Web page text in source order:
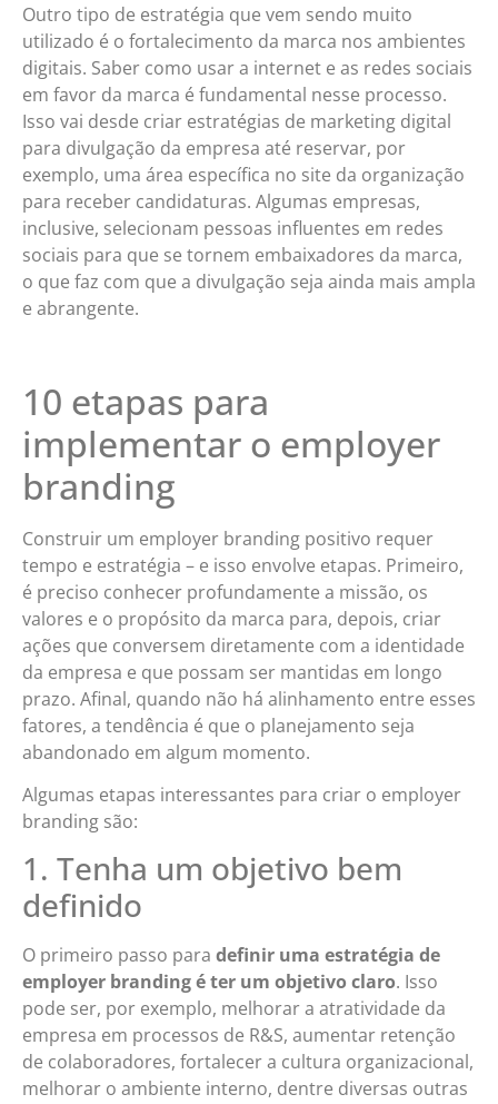
Outro tipo de estratégia que vem sendo muito
utilizado é o fortalecimento da marca nos ambientes
digitais. Saber como usar a internet e as redes sociais
em favor da marca é fundamental nesse processo.
Isso vai desde criar estratégias de marketing digital
para divulgação da empresa até reservar, por
exemplo, uma área específica no site da organização
para receber candidaturas. Algumas empresas,
inclusive, selecionam pessoas influentes em redes
sociais para que se tornem embaixadores da marca,
o que faz com que a divulgação seja ainda mais ampla
e abrangente.
10 etapas para
implementar o employer
branding
Construir um employer branding positivo requer
tempo e estratégia – e isso envolve etapas. Primeiro,
é preciso conhecer profundamente a missão, os
valores e o propósito da marca para, depois, criar
ações que conversem diretamente com a identidade
da empresa e que possam ser mantidas em longo
prazo. Afinal, quando não há alinhamento entre esses
fatores, a tendência é que o planejamento seja
abandonado em algum momento.
Algumas etapas interessantes para criar o employer
branding são:
1. Tenha um objetivo bem
definido
O primeiro passo para definir uma estratégia de
employer branding é ter um objetivo claro. Isso
pode ser, por exemplo, melhorar a atratividade da
empresa em processos de R&S, aumentar retenção
de colaboradores, fortalecer a cultura organizacional,
melhorar o ambiente interno, dentre diversas outras